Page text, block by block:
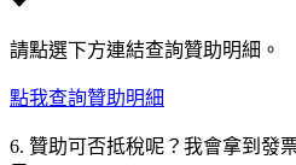
請點選下方連結查詢贊助明細。
點我查詢贊助明細
6. 贊助可否抵稅呢？我會拿到發